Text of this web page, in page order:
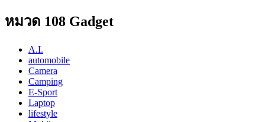
หมวด 108 Gadget
A.I.
automobile
Camera
Camping
E-Sport
Laptop
lifestyle